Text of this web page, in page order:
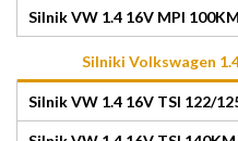
Silnik VW 1.4 16V MPI
Silniki Volkswagen
Silnik VW 1.4 16V TSI 122/